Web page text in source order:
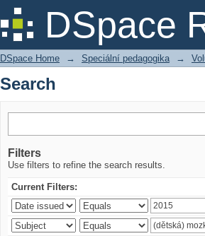
DSpace
Search
DSpace Home → Speciální pedagogika →
Search
Filters
Use filters to refine the search results.
Current Filters: